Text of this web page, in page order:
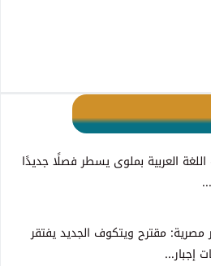
العربية بملوى يسطر فصلًا جديدًا
مصرية: مقترح ويتكوف الجديد يفتقر
إجبار...